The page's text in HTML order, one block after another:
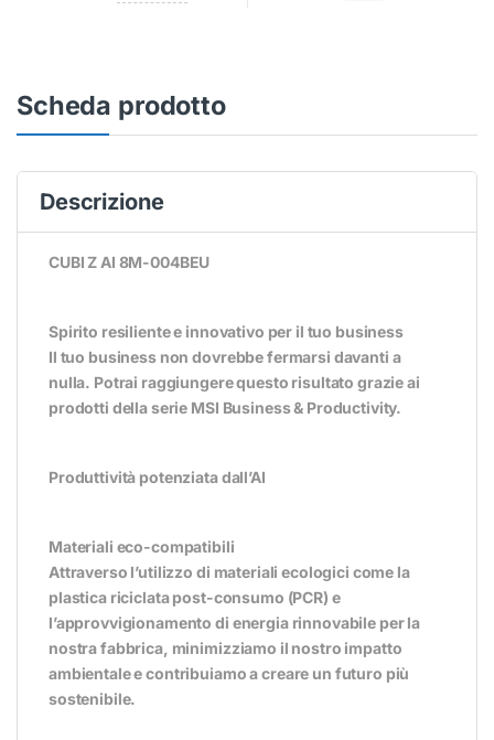
Scheda prodotto
Descrizione
CUBI Z AI 8M-004BEU
Spirito resiliente e innovativo per il tuo business
Il tuo business non dovrebbe fermarsi davanti a
nulla. Potrai raggiungere questo risultato grazie ai
prodotti della serie MSI Business & Productivity.
Produttività potenziata dall’AI
Materiali eco-compatibili
Attraverso l’utilizzo di materiali ecologici come la
plastica riciclata post-consumo (PCR) e
l’approvvigionamento di energia rinnovabile per la
nostra fabbrica, minimizziamo il nostro impatto
ambientale e contribuiamo a creare un futuro più
sostenibile.